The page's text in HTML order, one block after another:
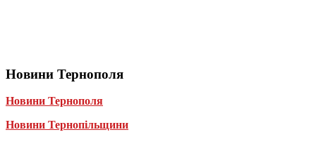
Новини Тернополя
Новини Тернополя
Новини Тернопільщини